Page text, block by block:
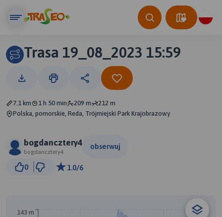
Trasa 19_08_2023 15:59
7.1 km 1 h 50 min 209 m
212 m
Polska, pomorskie, Reda, Trójmiejski Park Krajobrazowy
bogdancztery4
bogdancztery4
obserwuj
0 1.0/6
143 m